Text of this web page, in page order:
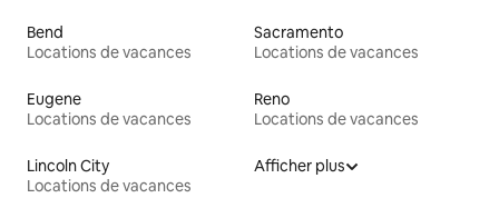
Bend
Locations de vacances
Sacramento
Locations de vacances
Eugene
Locations de vacances
Reno
Locations de vacances
Lincoln City
Locations de vacances
Afficher plus